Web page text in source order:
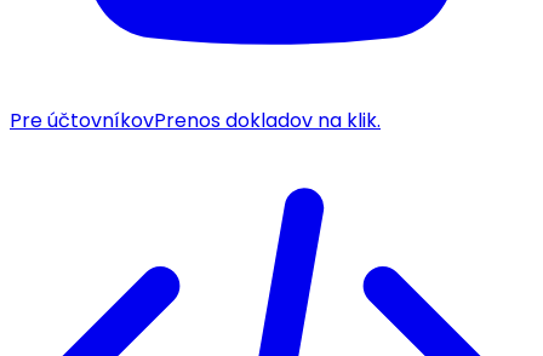
Pre účtovníkovPrenos dokladov na klik.